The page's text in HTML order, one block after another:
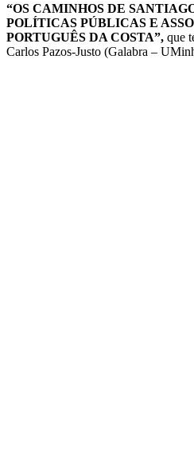
“OS CAMINHOS DE
POLÍTICAS PÚBLICAS E
PORTUGUÊS DA COSTA”, que
Carlos Pazos-Justo (Galabra –